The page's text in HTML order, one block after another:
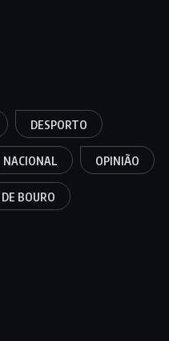
DESPORTO
NACIONAL OPINIÃO
BOURO